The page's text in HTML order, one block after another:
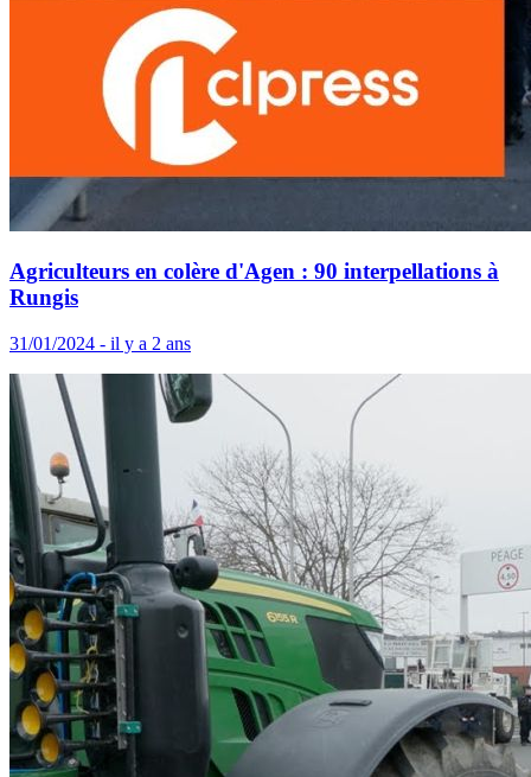
Agriculteurs en colère d'Agen : 90 interpellations à
Rungis
31/01/2024 - il y a 2 ans